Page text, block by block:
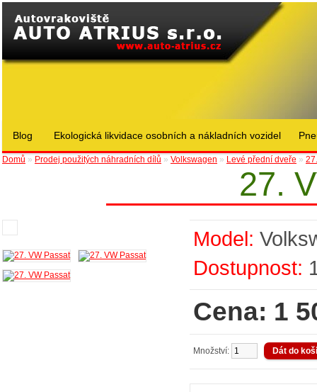
Blog Ekologická likvidace osobních a nákladních vozidel
Domů » Prodej použitých náhradních dílů » Volkswagen » Levé přední dveře »
27.
Model:
Dostupnost:
Cena: 1
Množství: